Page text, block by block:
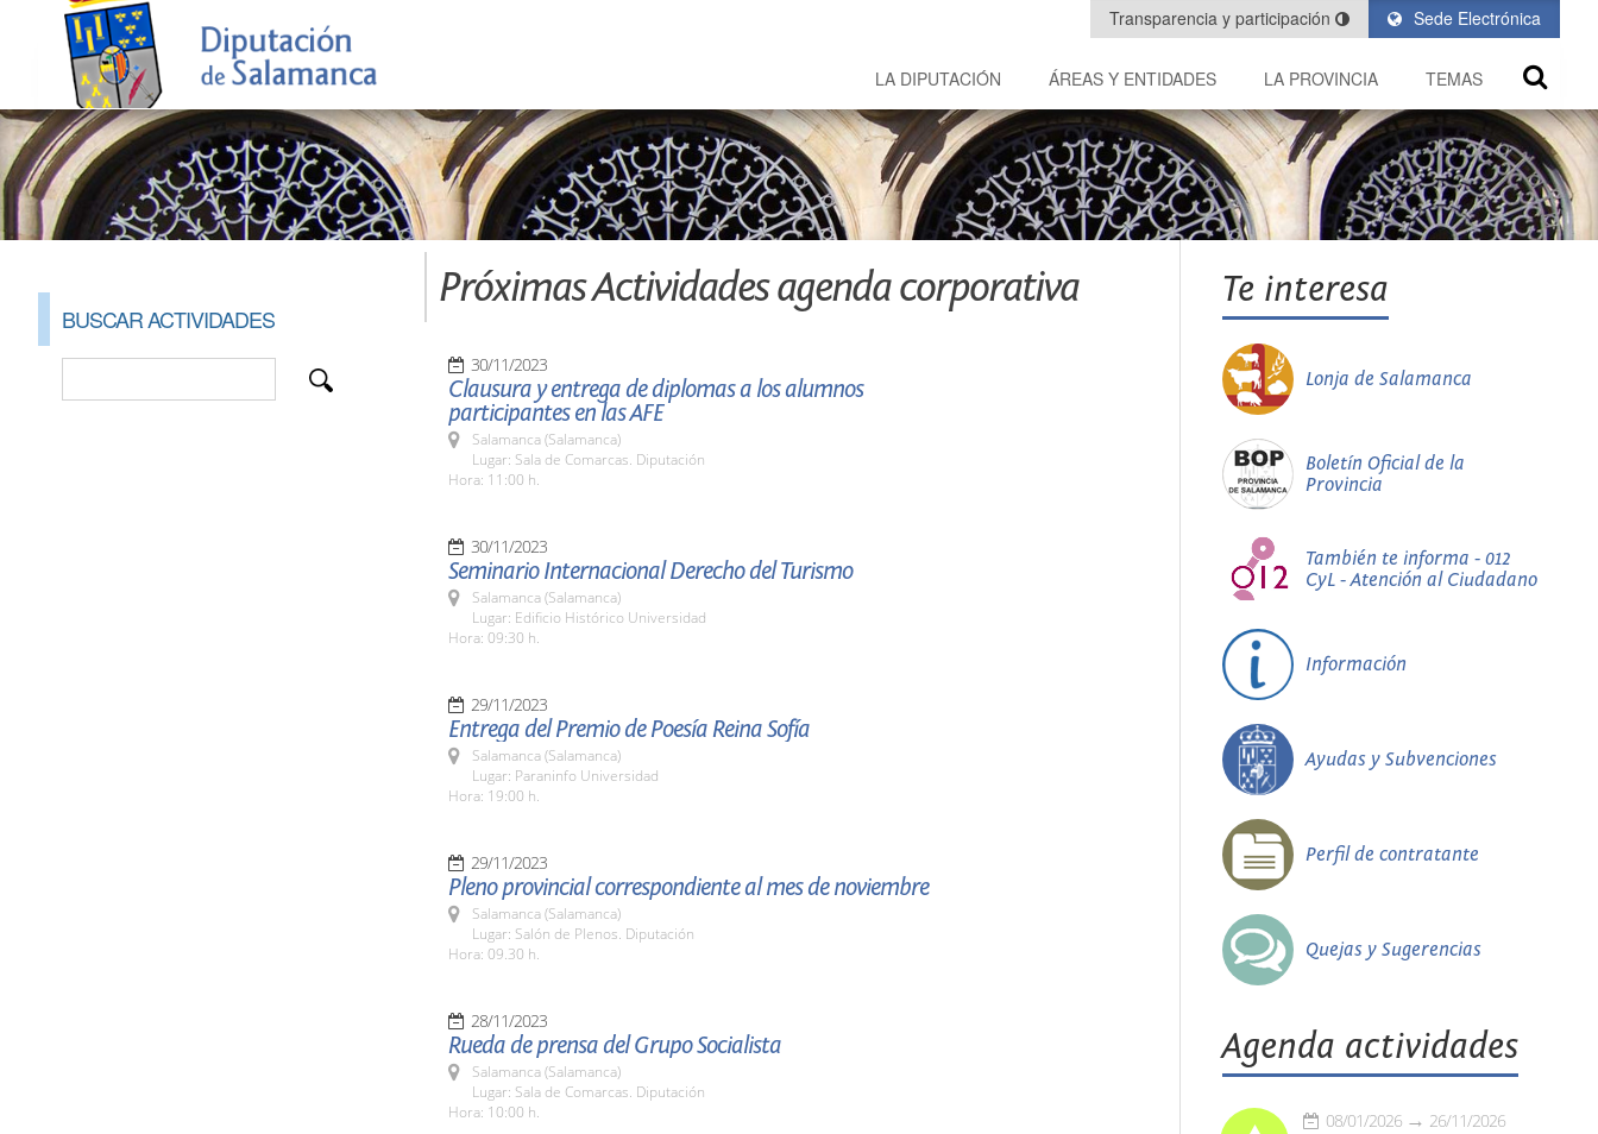
Sede Electrónica
Transparencia y participación
LA DIPUTACIÓN ÁREAS Y ENTIDADES LA PROVINCIA TEMAS
BUSCAR ACTIVIDADES
Próximas Actividades agenda corporativa
30/11/2023
Clausura y entrega de diplomas a los alumnos
participantes en las AFE
Salamanca (Salamanca)
Lugar: Sala de Comarcas. Diputación
Hora: 11:00 h.
30/11/2023
Seminario Internacional Derecho del Turismo
Salamanca (Salamanca)
Lugar: Edificio Histórico Universidad
Hora: 09:30 h.
29/11/2023
Entrega del Premio de Poesía Reina Sofía
Salamanca (Salamanca)
Lugar: Paraninfo Universidad
Hora: 19:00 h.
29/11/2023
Pleno provincial correspondiente al mes de noviembre
Salamanca (Salamanca)
Lugar: Salón de Plenos. Diputación
Hora: 09.30 h.
28/11/2023
Rueda de prensa del Grupo Socialista
Salamanca (Salamanca)
Lugar: Sala de Comarcas. Diputación
Hora: 10:00 h.
Te interesa
Lonja de Salamanca
Boletín Oficial de la
Provincia
También te informa - 012
CyL - Atención al Ciudadano
Información
Ayudas y Subvenciones
Perfil de contratante
Quejas y Sugerencias
Agenda actividades
08/01/2026 26/11/2026